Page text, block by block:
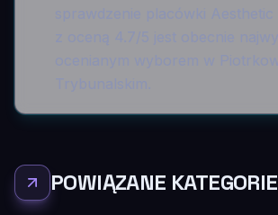
POWIĄZANE KATEGORIE